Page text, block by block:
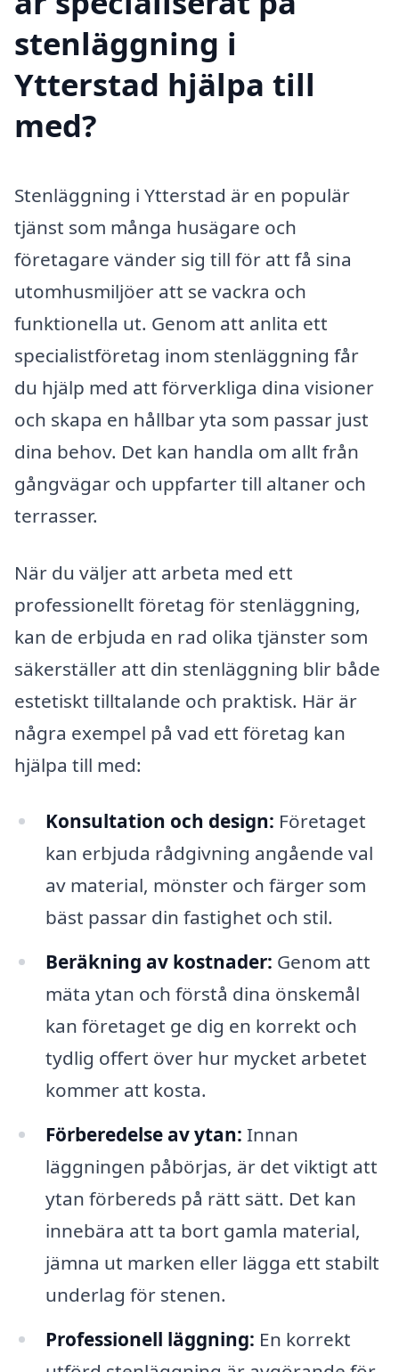
stenläggning i
Ytterstad hjälpa till
med?
Stenläggning i Ytterstad är en populär
tjänst som många husägare och
företagare vänder sig till för att få sina
utomhusmiljöer att se vackra och
funktionella ut. Genom att anlita ett
specialistföretag inom stenläggning får
du hjälp med att förverkliga dina visioner
och skapa en hållbar yta som passar just
dina behov. Det kan handla om allt från
gångvägar och uppfarter till altaner och
terrasser.
När du väljer att arbeta med ett
professionellt företag för stenläggning,
kan de erbjuda en rad olika tjänster som
säkerställer att din stenläggning blir både
estetiskt tilltalande och praktisk. Här är
några exempel på vad ett företag kan
hjälpa till med:
Konsultation och design: Företaget
kan erbjuda rådgivning angående val
av material, mönster och färger som
bäst passar din fastighet och stil.
Beräkning av kostnader: Genom att
mäta ytan och förstå dina önskemål
kan företaget ge dig en korrekt och
tydlig offert över hur mycket arbetet
kommer att kosta.
Förberedelse av ytan: Innan
läggningen påbörjas, är det viktigt att
ytan förbereds på rätt sätt. Det kan
innebära att ta bort gamla material,
jämna ut marken eller lägga ett stabilt
underlag för stenen.
Professionell läggning: En korrekt